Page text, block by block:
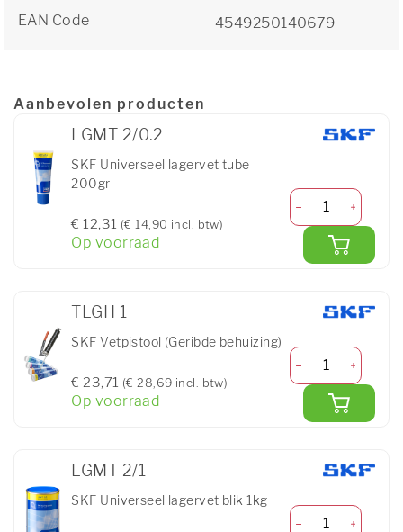
EAN Code 4549250140679
Aanbevolen producten
LGMT 2/0.2
SKF Universeel lagervet tube
200gr
€ 12,31 (€ 14,90 incl. btw)
Op voorraad
TLGH 1
SKF Vetpistool (Geribde behuizing)
€ 23,71 (€ 28,69 incl. btw)
Op voorraad
LGMT 2/1
SKF Universeel lagervet blik 1kg